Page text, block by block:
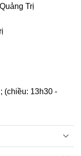
Trị
(chiều: 13h30 -